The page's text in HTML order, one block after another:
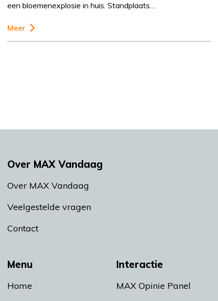
een bloemenexplosie in huis. Standplaats…
Meer
Menu
Home
Interactie
MAX Opinie Panel
Over MAX Vandaag
Over MAX Vandaag
Veelgestelde vragen
Contact